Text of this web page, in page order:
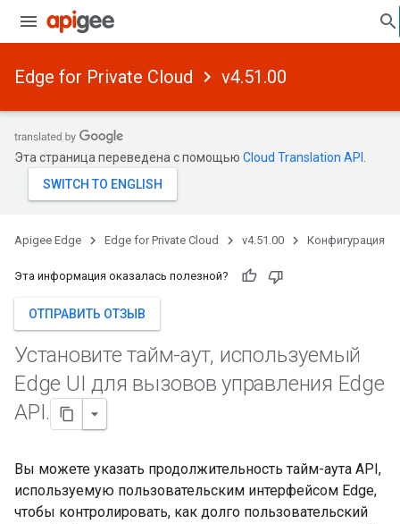
Edge for Private Cloud v4.51.00
Эта страница переведена с помощью Cloud Translation API
Apigee Edge Edge for Private Cloud v4.51.00 Конфигурация
Эта информация оказалась полезной?
ОТПРАВИТЬ ОТЗЫВ
Установите тайм-аут, используемый
Edge UI для вызовов управления Edge
API.
Вы можете указать продолжительность тайм-аута API,
используемую пользовательским интерфейсом Edge,
чтобы контролировать, как долго пользовательский